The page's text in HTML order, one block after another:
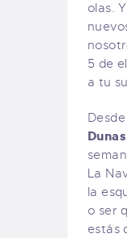
olas.
5 de
a tu
Dunas
La
la
o ser
estás